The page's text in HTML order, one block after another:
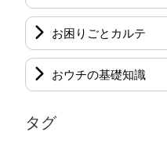
お困りごとカルテ
おウチの基礎知識
タグ